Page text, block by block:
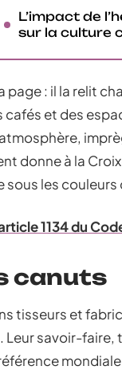
L’impact de
sur la culture
: il la relit
et des
donne à la
sous les couleurs
1134 du
canuts
tisseurs et
savoir-faire,